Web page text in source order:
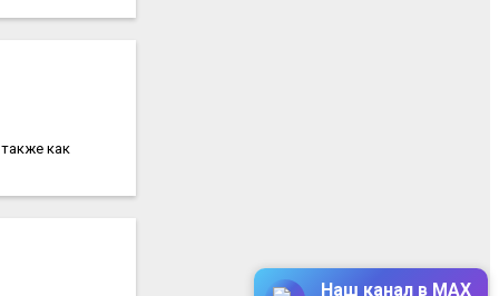
как
Наш канал в MAX